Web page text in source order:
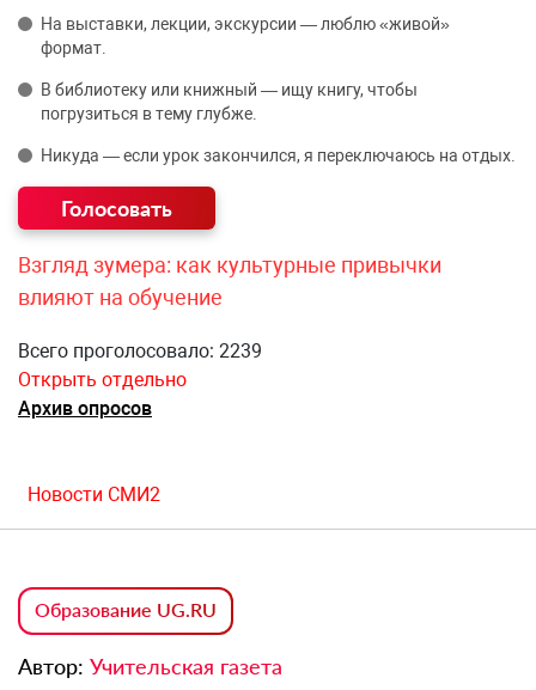
На выставки, лекции, экскурсии — люблю «живой»
формат.
В библиотеку или книжный — ищу книгу, чтобы
погрузиться в тему глубже.
Никуда — если урок закончился, я переключаюсь на отдых.
Взгляд зумера: как культурные привычки
влияют на обучение
Всего проголосовало: 2239
Открыть отдельно
Архив опросов
Новости СМИ2
Образование UG.RU
Автор: Учительская газета